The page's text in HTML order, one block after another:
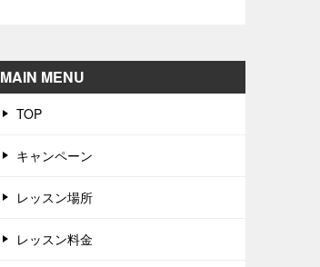
MAIN MENU
TOP
キャンペーン
レッスン場所
レッスン料金